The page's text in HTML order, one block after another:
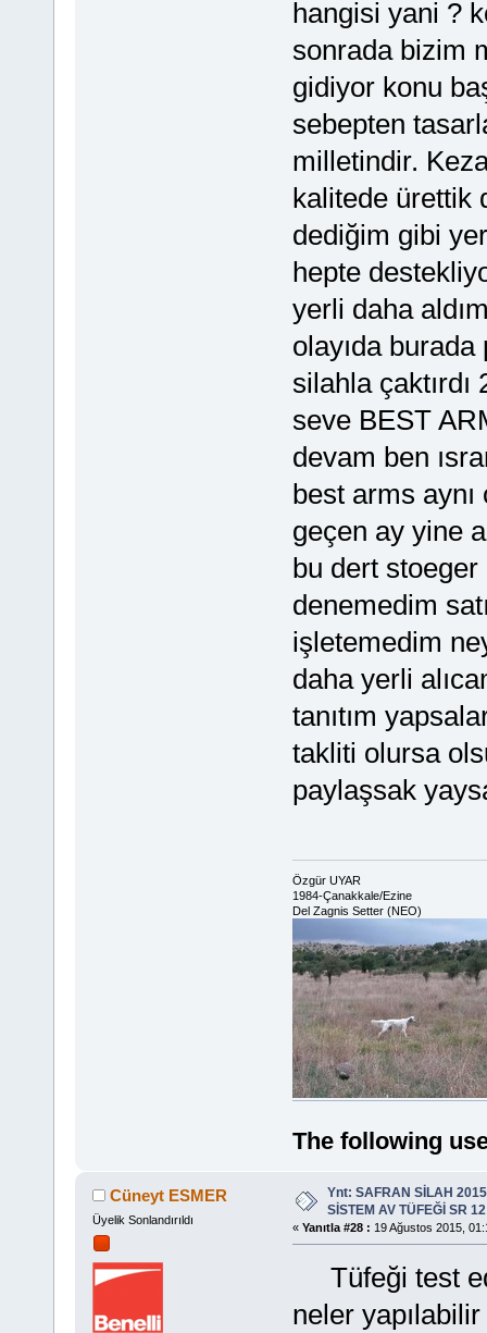
hangisi yani ?
sonrada bizim
gidiyor konu
sebepten
milletindir.
kalitede ürettik
dediğim gibi
hepte
yerli daha
olayıda
silahla çaktırdı
seve BEST
devam ben
best arms aynı
geçen ay yine
bu dert stoeger
denemedim
işletemedim
daha yerli
tanıtım
takliti olursa
paylaşsak
Özgür UYAR
1984-Çanakkale/Ezine
Del Zagnis Setter (NEO)
The following
Cüneyt ESMER
Üyelik Sonlandırıldı
Ynt: SAFRAN SİLAH
SİSTEM AV TÜFEĞİ SR 12
« Yanıtla #28 : 19 Ağustos 2015,
Tüfeği test
neler